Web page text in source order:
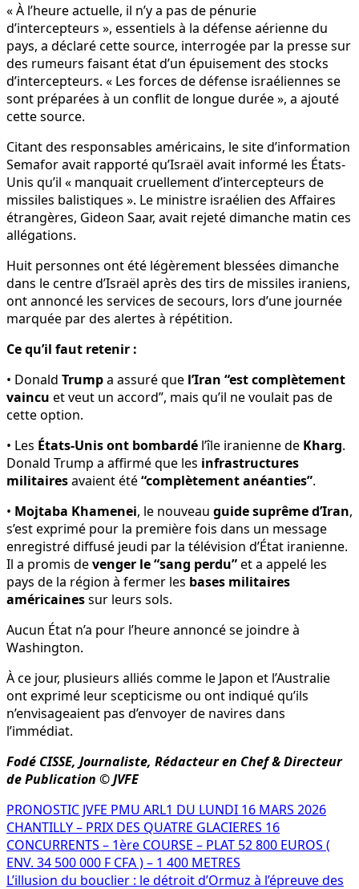
« À l’heure actuelle, il n’y a pas de pénurie
d’intercepteurs », essentiels à la défense aérienne du
pays, a déclaré cette source, interrogée par la presse sur
des rumeurs faisant état d’un épuisement des stocks
d’intercepteurs. « Les forces de défense israéliennes se
sont préparées à un conflit de longue durée », a ajouté
cette source.
Citant des responsables américains, le site d’information
Semafor avait rapporté qu’Israël avait informé les États-
Unis qu’il « manquait cruellement d’intercepteurs de
missiles balistiques ». Le ministre israélien des Affaires
étrangères, Gideon Saar, avait rejeté dimanche matin ces
allégations.
Huit personnes ont été légèrement blessées dimanche
dans le centre d’Israël après des tirs de missiles iraniens,
ont annoncé les services de secours, lors d’une journée
marquée par des alertes à répétition.
Ce qu’il faut retenir :
• Donald Trumpa assuré que l’Iran “est complètement
vaincu et veut un accord”, mais qu’il ne voulait pas de
cette option.
• Les États-Unis ont bombardé l’île iranienne de Kharg.
Donald Trump a affirmé que les infrastructures
militairesavaient été“complètement anéanties”.
• Mojtaba Khamenei, le nouveau guide suprême d’Iran,
s’est exprimé pour la première fois dans un message
enregistré diffusé jeudi par la télévision d’État iranienne.
Il a promis devenger le “sang perdu”et a appelé les
pays de la région à fermer les bases militaires
américainessur leurs sols.
Aucun État n’a pour l’heure annoncé se joindre à
Washington.
À ce jour, plusieurs alliés comme le Japon et l’Australie
ont exprimé leur scepticisme ou ont indiqué qu’ils
n’envisageaient pas d’envoyer de navires dans
l’immédiat.
Fodé CISSE, Journaliste, Rédacteur en Chef & Directeur
de Publication © JVFE
Navigation
de
l’article
PRONOSTIC JVFE PMU ARL1 DU LUNDI 16 MARS 2026
CHANTILLY – PRIX DES QUATRE GLACIERES 16
CONCURRENTS – 1ère COURSE – PLAT 52 800 EUROS (
ENV. 34 500 000 F CFA ) – 1 400 METRES
L’illusion du bouclier : le détroit d’Ormuz à l’épreuve des